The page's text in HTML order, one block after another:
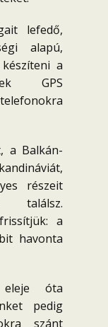
lefedő,
alapú,
a
GPS
a Balkán-
részeit
találsz.
a
havonta
eleje óta
pedig
szánt